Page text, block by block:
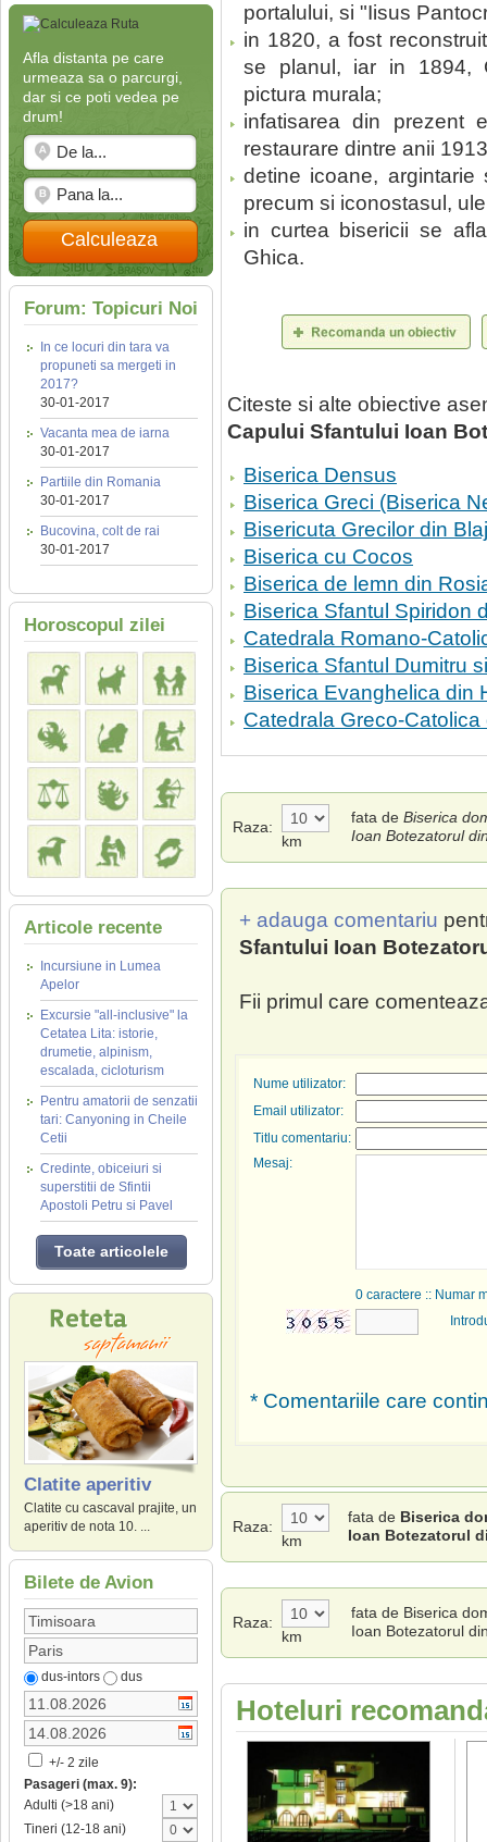
Afla distanta pe care
urmeaza sa o parcurgi,
dar si ce poti vedea pe
drum!
Calculeaza
Forum: Topicuri Noi
In ce locuri din tara va
propuneti sa mergeti in
2017?
30-01-2017
Vacanta mea de iarna
30-01-2017
Partiile din Romania
30-01-2017
Bucovina, colt de rai
30-01-2017
Horoscopul zilei
Articole recente
Incursiune in Lumea
Apelor
Excursie "all-inclusive" la
Cetatea Lita: istorie,
drumetie, alpinism,
escalada, cicloturism
Pentru amatorii de senzatii
tari: Canyoning in Cheile
Cetii
Credinte, obiceiuri si
superstitii de Sfintii
Apostoli Petru si Pavel
Toate articolele
Clatite aperitiv
Clatite cu cascaval prajite, un
aperitiv de nota 10. ...
Bilete de Avion
dus-intors dus
+/- 2 zile
Pasageri (max. 9):
Adulti (>18 ani)
Tineri (12-18 ani)
portalului, si "Iisus
in 1820, a fost
se planul, iar in 1894,
pictura murala;
infatisarea din prezent
restaurare dintre anii
detine icoane,
precum si iconostasul,
in curtea bisericii se
Ghica.
Citeste si alte obiective
Capului Sfantului Ioan
Biserica Densus
Biserica Greci (Biserica
Bisericuta Grecilor din Blaj
Biserica cu Cocos
Biserica de lemn din
Biserica Sfantul Spiridon
Catedrala Romano-
Biserica Sfantul Dumitru
Biserica Evanghelica din
Catedrala Greco-
Raza:
km
fata de Biserica
Ioan Botezatorul
+ adauga comentariu
Sfantului Ioan
Fii primul care
Nume utilizator:
Email utilizator:
Titlu comentariu:
Mesaj:
0 caractere :: Numar
* Comentariile care
Raza:
km
fata de Biserica
Ioan Botezatorul
Raza:
km
fata de Biserica
Ioan Botezatorul
Hoteluri